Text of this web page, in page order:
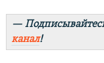
—
канал!